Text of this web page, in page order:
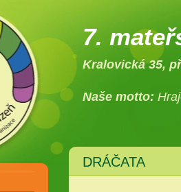
7.
Kralovická 35,
Naše motto:
DRÁČATA